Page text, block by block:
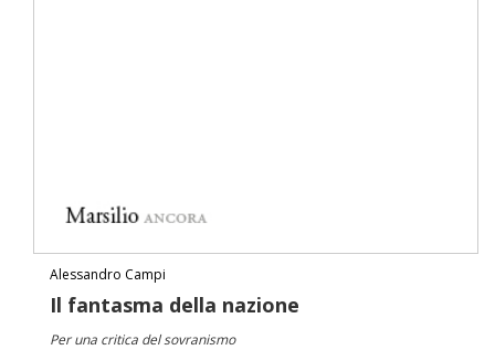
Alessandro Campi
Il fantasma della nazione
Per una critica del sovranismo